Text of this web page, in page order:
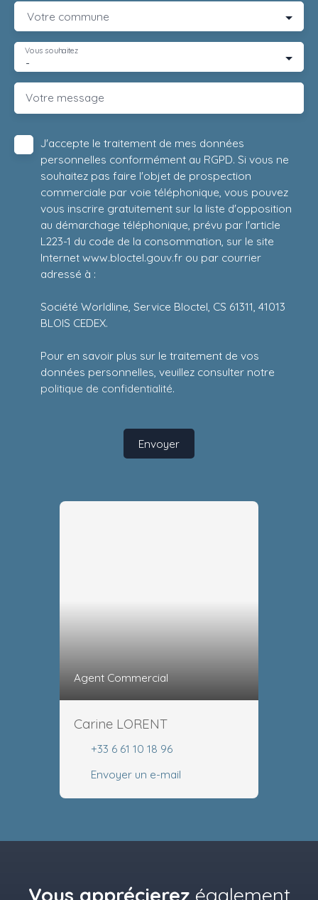
Votre commune
-
Vous souhaitez
Votre message
J'accepte le traitement de mes données
personnelles conformément au RGPD. Si vous ne
souhaitez pas faire l'objet de prospection
commerciale par voie téléphonique, vous pouvez
vous inscrire gratuitement sur la liste d'opposition
au démarchage téléphonique, prévu par l'article
L223-1 du code de la consommation, sur le site
Internet www.bloctel.gouv.fr ou par courrier
adressé à :
Société Worldline, Service Bloctel, CS 61311, 41013
BLOIS CEDEX.
Pour en savoir plus sur le traitement de vos
données personnelles, veuillez consulter notre
politique de confidentialité.
Envoyer
Agent Commercial
Carine LORENT
+33 6 61 10 18 96
Envoyer un e-mail
Vous apprécierez également